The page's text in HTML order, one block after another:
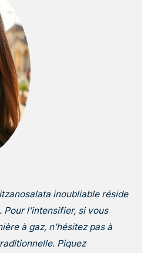
inoubliable réside
Pour l’intensifier, si vous
à gaz, n’hésitez pas à
Piquez